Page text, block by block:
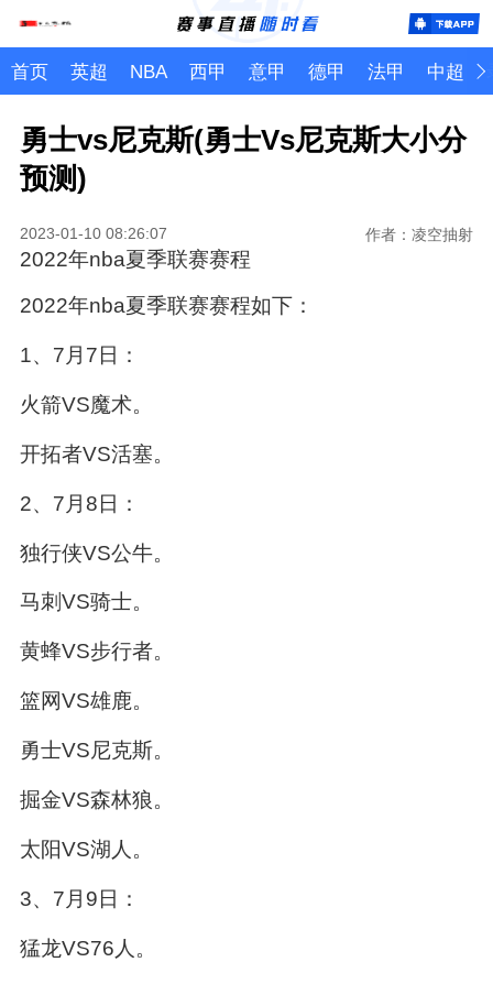
首页 英超 NBA 西甲 意甲 德甲 法甲 中超
勇士vs尼克斯(勇士Vs尼克斯大小分
预测)
2023-01-10 08:26:07 作者：凌空抽射
2022年nba夏季联赛赛程
2022年nba夏季联赛赛程如下：
1、7月7日：
火箭VS魔术。
开拓者VS活塞。
2、7月8日：
独行侠VS公牛。
马刺VS骑士。
黄蜂VS步行者。
篮网VS雄鹿。
勇士VS尼克斯。
掘金VS森林狼。
太阳VS湖人。
3、7月9日：
猛龙VS76人。